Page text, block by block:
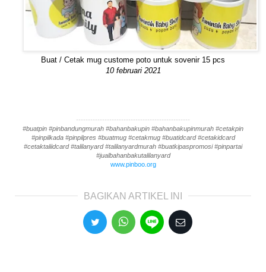
Buat / Cetak mug custome poto untuk sovenir 15 pcs
10 februari 2021
------------------------------------------------
#buatpin #pinbandungmurah #bahanbakupin #bahanbakupinmurah #cetakpin
#pinpilkada #pinpilpres #buatmug #cetakmug #buatidcard #cetakidcard
#cetaktaliidcard #talilanyard #talilanyardmurah #buatkipaspromosi #pinpartai
#jualbahanbakutalilanyard
www.pinboo.org
BAGIKAN ARTIKEL INI